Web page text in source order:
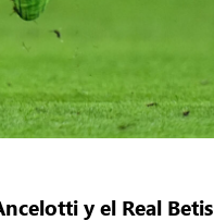
y el Real Betis